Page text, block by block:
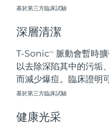
基於第三方臨床試驗
深層清潔
T-SonicTM
脈動會暫時
以去除深陷其中的污垢
而減少爆痘。臨床證明
基於第三方臨床試驗
健康光采
摩納哥
荷蘭
紐西蘭
挪威